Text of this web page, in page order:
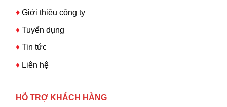
♦ Giới thiệu công ty
♦Tuyển dụng
♦ Tin tức
♦ Liên hệ
HỖ TRỢ KHÁCH HÀNG